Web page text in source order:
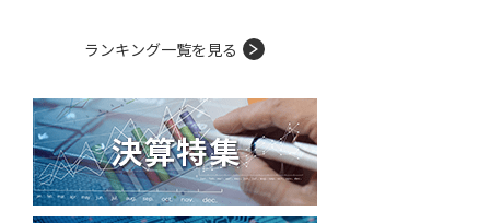
ランキング一覧を見る